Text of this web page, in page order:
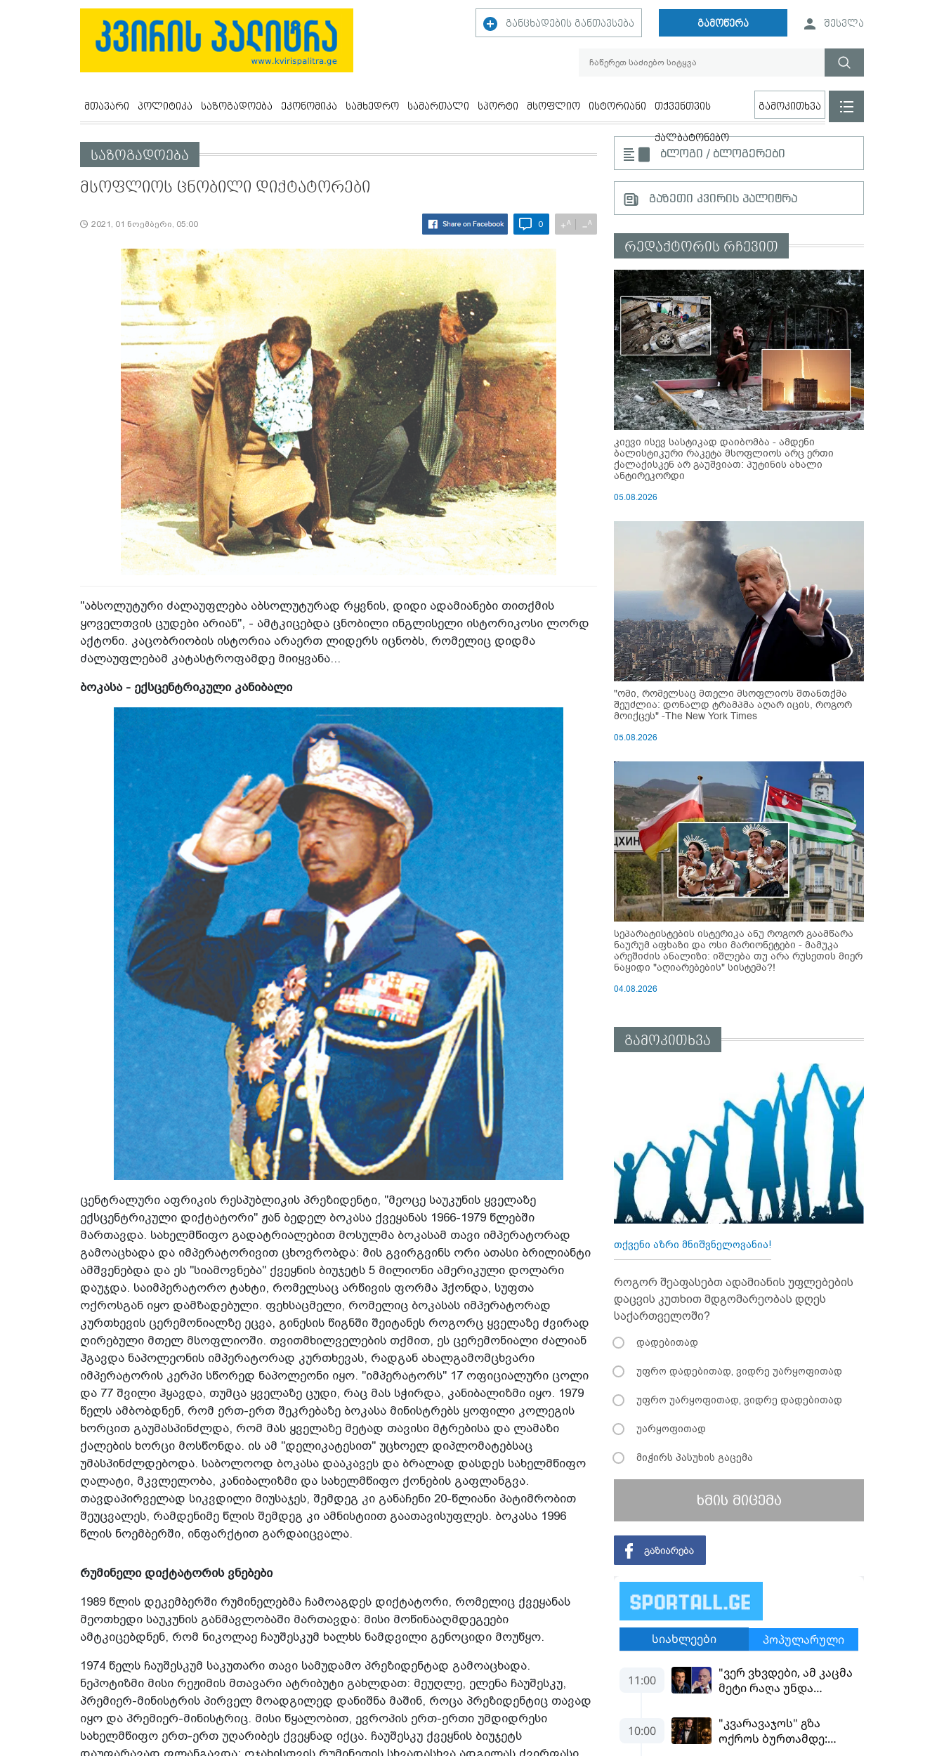
განცხადების განთავსება გამოწერა შესვლა
მთავარი პოლიტიკა საზოგადოება ეკონომიკა სამხედრო სამართალი სპორტი მსოფლიო ისტორიანი თქვენთვის
ქალბატონებო
გამოკითხვა
საზოგადოება
მსოფლიოს ცნობილი დიქტატორები
2021, 01 ნოემბერი, 05:00 0 +A −A
"აბსოლუტური ძალაუფლება აბსოლუტურად რყვნის, დიდი ადამიანები თითქმის
ყოველთვის ცუდები არიან", - ამტკიცებდა ცნობილი ინგლისელი ისტორიკოსი ლორდ
აქტონი. კაცობრიობის ისტორია არაერთ ლიდერს იცნობს, რომელიც დიდმა
ძალაუფლებამ კატასტროფამდე მიიყვანა...
ბოკასა - ექსცენტრიკული კანიბალი
ცენტრალური აფრიკის რესპუბლიკის პრეზიდენტი, "მეოცე საუკუნის ყველაზე
ექსცენტრიკული დიქტატორი" ჟან ბედელ ბოკასა ქვეყანას 1966-1979 წლებში
მართავდა. სახელმწიფო გადატრიალებით მოსულმა ბოკასამ თავი იმპერატორად
გამოაცხადა და იმპერატორივით ცხოვრობდა: მის გვირგვინს ორი ათასი ბრილიანტი
ამშვენებდა და ეს "სიამოვნება" ქვეყნის ბიუჯეტს 5 მილიონი ამერიკული დოლარი
დაუჯდა. საიმპერატორო ტახტი, რომელსაც არწივის ფორმა ჰქონდა, სუფთა
ოქროსგან იყო დამზადებული. ფეხსაცმელი, რომელიც ბოკასას იმპერატორად
კურთხევის ცერემონიალზე ეცვა, გინესის წიგნში შეიტანეს როგორც ყველაზე ძვირად
ღირებული მთელ მსოფლიოში. თვითმხილველების თქმით, ეს ცერემონიალი ძალიან
ჰგავდა ნაპოლეონის იმპერატორად კურთხევას, რადგან ახალგამომცხვარი
იმპერატორის კერპი სწორედ ნაპოლეონი იყო. "იმპერატორს" 17 ოფიციალური ცოლი
და 77 შვილი ჰყავდა, თუმცა ყველაზე ცუდი, რაც მას სჭირდა, კანიბალიზმი იყო. 1979
წელს ამბობდნენ, რომ ერთ-ერთ შეკრებაზე ბოკასა მინისტრებს ყოფილი კოლეგის
ხორცით გაუმასპინძლდა, რომ მას ყველაზე მეტად თავისი მტრებისა და ლამაზი
ქალების ხორცი მოსწონდა. ის ამ "დელიკატესით" უცხოელ დიპლომატებსაც
უმასპინძლდებოდა. საბოლოოდ ბოკასა დააკავეს და ბრალად დასდეს სახელმწიფო
ღალატი, მკვლელობა, კანიბალიზმი და სახელმწიფო ქონების გაფლანგვა.
თავდაპირველად სიკვდილი მიუსაჯეს, შემდეგ კი განაჩენი 20-წლიანი პატიმრობით
შეუცვალეს, რამდენიმე წლის შემდეგ კი ამნისტიით გაათავისუფლეს. ბოკასა 1996
წლის ნოემბერში, ინფარქტით გარდაიცვალა.
რუმინელი დიქტატორის ვნებები
1989 წლის დეკემბერში რუმინელებმა ჩამოაგდეს დიქტატორი, რომელიც ქვეყანას
მეოთხედი საუკუნის განმავლობაში მართავდა: მისი მოწინააღმდეგეები
ამტკიცებდნენ, რომ ნიკოლაე ჩაუშესკუმ ხალხს ნამდვილი გენოციდი მოუწყო.
1974 წელს ჩაუშესკუმ საკუთარი თავი სამუდამო პრეზიდენტად გამოაცხადა.
ნეპოტიზმი მისი რეჟიმის მთავარი ატრიბუტი გახლდათ: მეუღლე, ელენა ჩაუშესკუ,
პრემიერ-მინისტრის პირველ მოადგილედ დანიშნა მაშინ, როცა პრეზიდენტიც თავად
იყო და პრემიერ-მინისტრიც. მისი წყალობით, ევროპის ერთ-ერთი უმდიდრესი
სახელმწიფო ერთ-ერთ უღარიბეს ქვეყნად იქცა. ჩაუშესკუ ქვეყნის ბიუჯეტს
ბლოგი / ბლოგერები
გაზეთი კვირის პალიტრა
რედაქტორის რჩევით
კიევი ისევ სასტიკად დაიბომბა - ამდენი
ბალისტიკური რაკეტა მსოფლიოს არც ერთი
ქალაქისკენ არ გაუშვიათ: პუტინის ახალი
ანტირეკორდი
05.08.2026
"ომი, რომელსაც მთელი მსოფლიოს შთანთქმა
შეუძლია: დონალდ ტრამპმა აღარ იცის, როგორ
მოიქცეს" -The New York Times
05.08.2026
სეპარატისტების ისტერიკა ანუ როგორ გაამწარა
ნაურუმ აფხაზი და ოსი მარიონეტები - მამუკა
არეშიძის ანალიზი: იშლება თუ არა რუსეთის მიერ
ნაყიდი "აღიარებების" სისტემა?!
04.08.2026
გამოკითხვა
თქვენი აზრი მნიშვნელოვანია!
როგორ შეაფასებთ ადამიანის უფლებების
დაცვის კუთხით მდგომარეობას დღეს
საქართველოში?
დადებითად
უფრო დადებითად, ვიდრე უარყოფითად
უფრო უარყოფითად, ვიდრე დადებითად
უარყოფითად
მიჭირს პასუხის გაცემა
ხმის მიცემა